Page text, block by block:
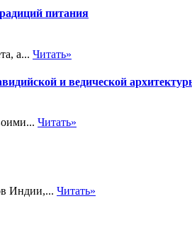
питания
а... Читать»
и ведической
Читать»
Индии,... Читать»